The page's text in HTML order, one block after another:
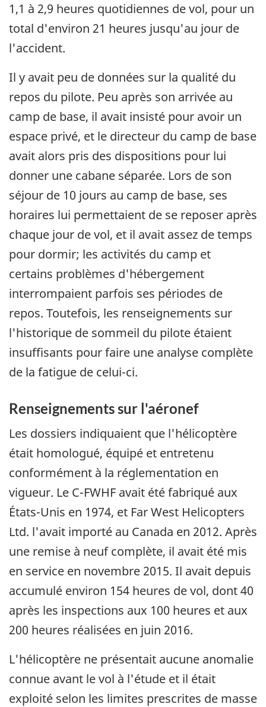
1,1 à 2,9 heures quotidiennes de vol, pour un
total d'environ 21 heures jusqu'au jour de
l'accident.
Il y avait peu de données sur la qualité du
repos du pilote. Peu après son arrivée au
camp de base, il avait insisté pour avoir un
espace privé, et le directeur du camp de base
avait alors pris des dispositions pour lui
donner une cabane séparée. Lors de son
séjour de 10 jours au camp de base, ses
horaires lui permettaient de se reposer après
chaque jour de vol, et il avait assez de temps
pour dormir; les activités du camp et
certains problèmes d'hébergement
interrompaient parfois ses périodes de
repos. Toutefois, les renseignements sur
l'historique de sommeil du pilote étaient
insuffisants pour faire une analyse complète
de la fatigue de celui-ci.
Renseignements sur l'aéronef
Les dossiers indiquaient que l'hélicoptère
était homologué, équipé et entretenu
conformément à la réglementation en
vigueur. Le C-FWHF avait été fabriqué aux
États-Unis en 1974, et Far West Helicopters
Ltd. l'avait importé au Canada en 2012. Après
une remise à neuf complète, il avait été mis
en service en novembre 2015. Il avait depuis
accumulé environ 154 heures de vol, dont 40
après les inspections aux 100 heures et aux
200 heures réalisées en juin 2016.
L'hélicoptère ne présentait aucune anomalie
connue avant le vol à l'étude et il était
exploité selon les limites prescrites de masse